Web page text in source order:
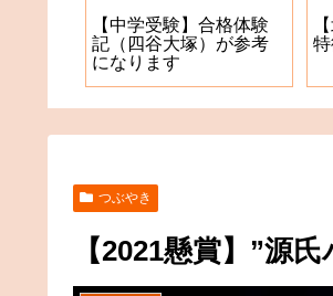
【中学受験】合格体験
記（四谷大塚）が参考
になります
つぶやき
【2021懸賞】”源